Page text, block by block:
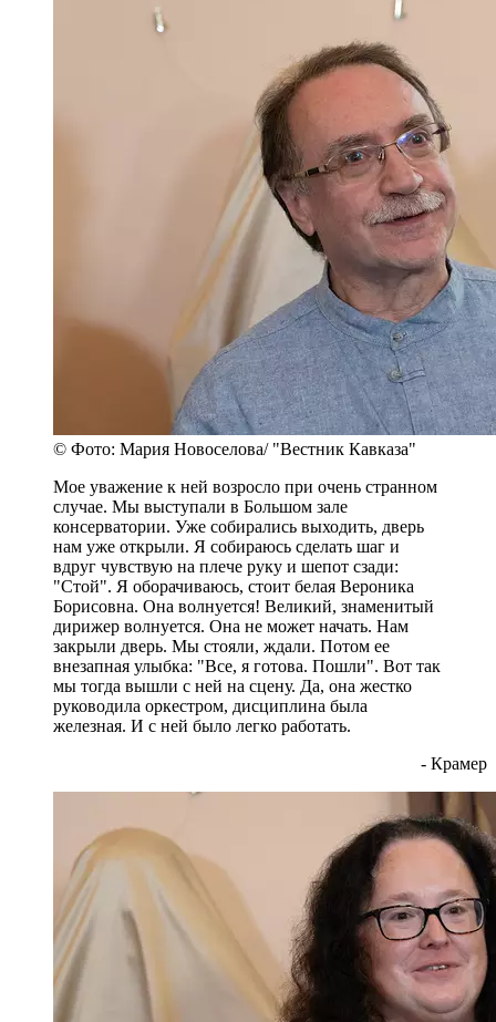
© Фото: Мария Новоселова/ "Вестник Кавказа"
Мое уважение к ней возросло при очень странном
случае. Мы выступали в Большом зале
консерватории. Уже собирались выходить, дверь
нам уже открыли. Я собираюсь сделать шаг и
вдруг чувствую на плече руку и шепот сзади:
"Стой". Я оборачиваюсь, стоит белая Вероника
Борисовна. Она волнуется! Великий, знаменитый
дирижер волнуется. Она не может начать. Нам
закрыли дверь. Мы стояли, ждали. Потом ее
внезапная улыбка: "Все, я готова. Пошли". Вот так
мы тогда вышли с ней на сцену. Да, она жестко
руководила оркестром, дисциплина была
железная. И с ней было легко работать.
- Крамер